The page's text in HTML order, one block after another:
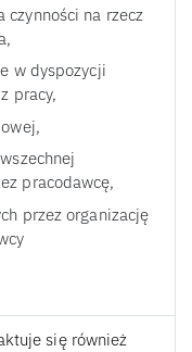
na rzecz
w dyspozycji
pracy,
pracodawcę,
przez organizację
się również